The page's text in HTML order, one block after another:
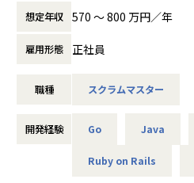
り、⾔語や領域問わず開発経験が
ル、そして希望を考慮しつつ最適
す。⾃分の希望を伝えていけるフ
つ。培ってきた経験を活かし、ス
当社では、官公庁・⺠間企等、多
く、⼈々の⽣活に密着した分野に
想定年収 570 〜 800 万円／年
雇用形態 正社員
職種 スクラムマスター
開発経験 Go Java
Ruby on Rails